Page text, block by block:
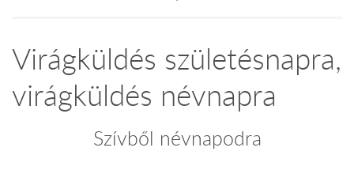
Virágküldés születésnapra,
virágküldés névnapra
Szívből névnapodra